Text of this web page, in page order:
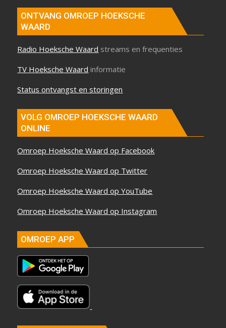
ONTVANG OMROEP HOEKSCHE
WAARD
Radio Hoeksche Waard streams en frequenties
TV Hoeksche Waard informatie
Status ontvangst en storingen
VOLG OMROEP HOEKSCHE WAARD
ONLINE
Omroep Hoeksche Waard op Facebook
Omroep Hoeksche Waard op Twitter
Omroep Hoeksche Waard op YouTube
Omroep Hoeksche Waard op Instagram
OMROEP APP